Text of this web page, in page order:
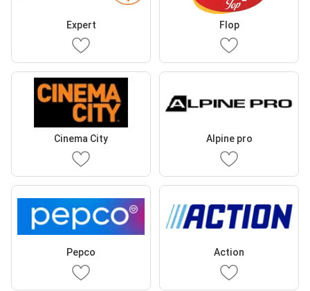
Expert Flop
Cinema City Alpine pro
Pepco Action